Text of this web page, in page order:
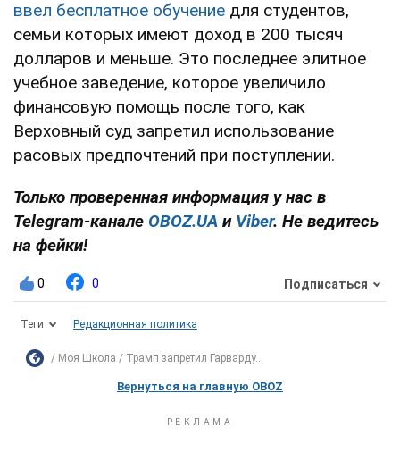
ввел бесплатное обучение для студентов,
семьи которых имеют доход в 200 тысяч
долларов и меньше. Это последнее элитное
учебное заведение, которое увеличило
финансовую помощь после того, как
Верховный суд запретил использование
расовых предпочтений при поступлении.
Только проверенная информация у нас в
Telegram-канале OBOZ.UA и Viber. Не ведитесь
на фейки!
0 0 Подписаться
Теги Редакционная политика
Моя Школа Трамп запретил Гарварду...
Вернуться на главную OBOZ